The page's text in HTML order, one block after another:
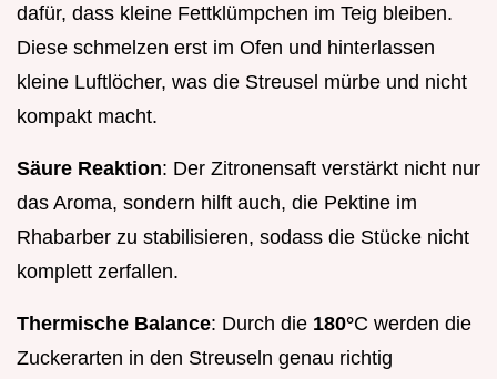
dafür, dass kleine Fettklümpchen im Teig bleiben.
Diese schmelzen erst im Ofen und hinterlassen
kleine Luftlöcher, was die Streusel mürbe und nicht
kompakt macht.
Säure Reaktion: Der Zitronensaft verstärkt nicht nur
das Aroma, sondern hilft auch, die Pektine im
Rhabarber zu stabilisieren, sodass die Stücke nicht
komplett zerfallen.
Thermische Balance: Durch die 180°C werden die
Zuckerarten in den Streuseln genau richtig